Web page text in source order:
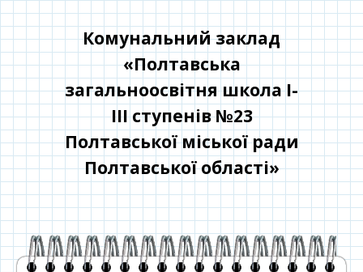
до
контенту
Комунальний заклад
«Полтавська
загальноосвітня школа І-
ІІІ ступенів №23
Полтавської міської ради
Полтавської області»
Головний
сайдбар